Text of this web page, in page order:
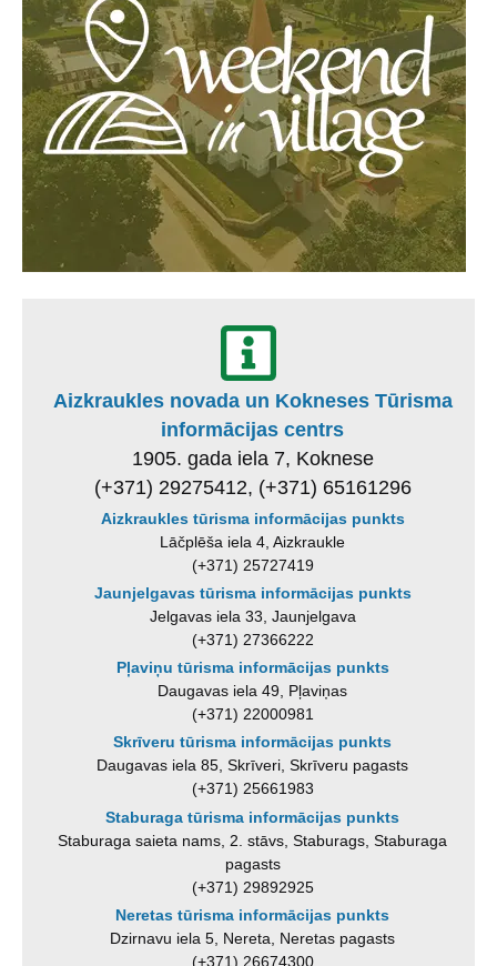
Aizkraukles novada un Kokneses Tūrisma
informācijas centrs
1905. gada iela 7, Koknese
(+371) 29275412, (+371) 65161296
Aizkraukles tūrisma informācijas punkts
Lāčplēša iela 4, Aizkraukle
(+371) 25727419
Jaunjelgavas tūrisma informācijas punkts
Jelgavas iela 33, Jaunjelgava
(+371) 27366222
Pļaviņu tūrisma informācijas punkts
Daugavas iela 49, Pļaviņas
(+371) 22000981
Skrīveru tūrisma informācijas punkts
Daugavas iela 85, Skrīveri, Skrīveru pagasts
(+371) 25661983
Staburaga tūrisma informācijas punkts
Staburaga saieta nams, 2. stāvs, Staburags, Staburaga
pagasts
(+371) 29892925
Neretas tūrisma informācijas punkts
Dzirnavu iela 5, Nereta, Neretas pagasts
(+371) 26674300